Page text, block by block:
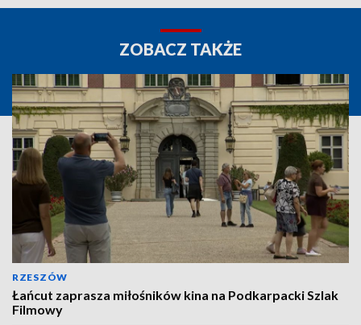
ZOBACZ TAKŻE
RZESZÓW
Łańcut zaprasza miłośników kina na Podkarpacki Szlak
Filmowy